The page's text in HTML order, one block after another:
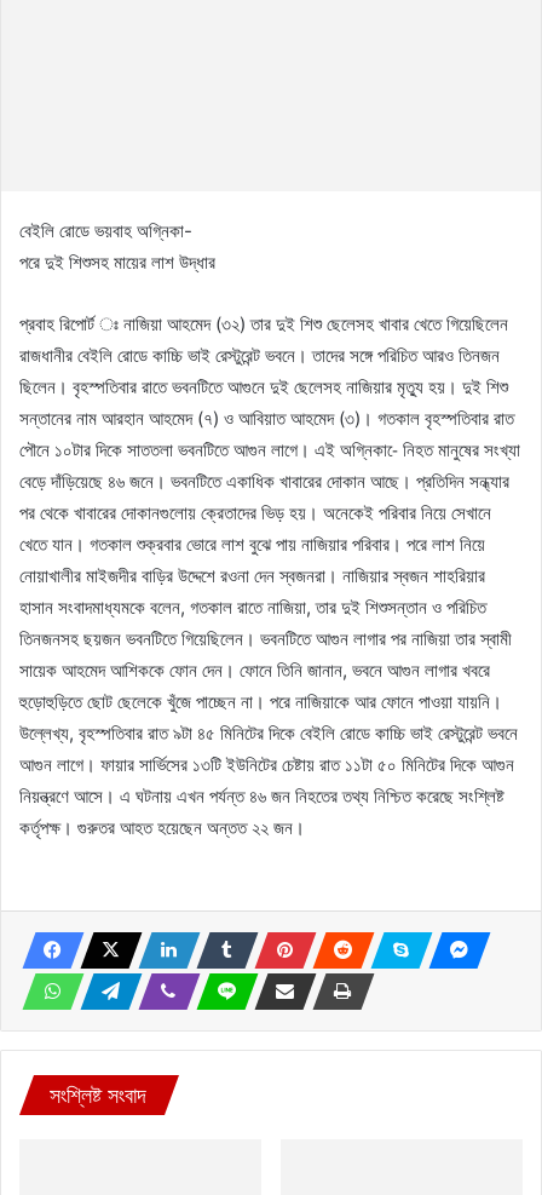
বেইলি রোডে ভয়বাহ অগ্নিকা-
পরে দুই শিশুসহ মায়ের লাশ উদ্ধার
প্রবাহ রিপোর্ট ঃ নাজিয়া আহমেদ (৩২) তার দুই শিশু ছেলেসহ খাবার খেতে গিয়েছিলেন
রাজধানীর বেইলি রোডে কাচ্চি ভাই রেস্টুরেন্ট ভবনে। তাদের সঙ্গে পরিচিত আরও তিনজন
ছিলেন। বৃহস্পতিবার রাতে ভবনটিতে আগুনে দুই ছেলেসহ নাজিয়ার মৃত্যু হয়। দুই শিশু
সন্তানের নাম আরহান আহমেদ (৭) ও আবিয়াত আহমেদ (৩)। গতকাল বৃহস্পতিবার রাত
পৌনে ১০টার দিকে সাততলা ভবনটিতে আগুন লাগে। এই অগ্নিকা-ে নিহত মানুষের সংখ্যা
বেড়ে দাঁড়িয়েছে ৪৬ জনে। ভবনটিতে একাধিক খাবারের দোকান আছে। প্রতিদিন সন্ধ্যার
পর থেকে খাবারের দোকানগুলোয় ক্রেতাদের ভিড় হয়। অনেকেই পরিবার নিয়ে সেখানে
খেতে যান। গতকাল শুক্রবার ভোরে লাশ বুঝে পায় নাজিয়ার পরিবার। পরে লাশ নিয়ে
নোয়াখালীর মাইজদীর বাড়ির উদ্দেশে রওনা দেন স্বজনরা। নাজিয়ার স্বজন শাহরিয়ার
হাসান সংবাদমাধ্যমকে বলেন, গতকাল রাতে নাজিয়া, তার দুই শিশুসন্তান ও পরিচিত
তিনজনসহ ছয়জন ভবনটিতে গিয়েছিলেন। ভবনটিতে আগুন লাগার পর নাজিয়া তার স্বামী
সায়েক আহমেদ আশিককে ফোন দেন। ফোনে তিনি জানান, ভবনে আগুন লাগার খবরে
হুড়োহুড়িতে ছোট ছেলেকে খুঁজে পাচ্ছেন না। পরে নাজিয়াকে আর ফোনে পাওয়া যায়নি।
উল্লেখ্য, বৃহস্পতিবার রাত ৯টা ৪৫ মিনিটের দিকে বেইলি রোডে কাচ্চি ভাই রেস্টুরেন্ট ভবনে
আগুন লাগে। ফায়ার সার্ভিসের ১৩টি ইউনিটের চেষ্টায় রাত ১১টা ৫০ মিনিটের দিকে আগুন
নিয়ন্ত্রণে আসে। এ ঘটনায় এখন পর্যন্ত ৪৬ জন নিহতের তথ্য নিশ্চিত করেছে সংশ্লিষ্ট
কর্তৃপক্ষ। গুরুতর আহত হয়েছেন অন্তত ২২ জন।
সংশ্লিষ্ট সংবাদ